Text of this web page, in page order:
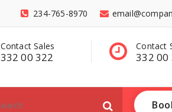
234-765-8970
Contact Sales
332 00 322
Have a